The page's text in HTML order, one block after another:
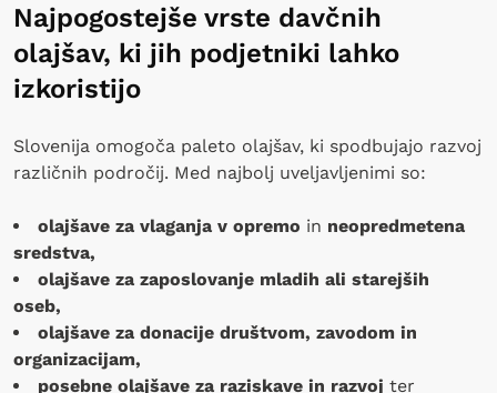
Najpogostejše vrste davčnih
olajšav, ki jih podjetniki lahko
izkoristijo
Slovenija omogoča paleto olajšav, ki spodbujajo razvoj
različnih področij. Med najbolj uveljavljenimi so:
olajšave za vlaganja v opremo in neopredmetena
sredstva,
olajšave za zaposlovanje mladih ali starejših
oseb,
olajšave za donacije društvom, zavodom in
organizacijam,
posebne olajšave za raziskave in razvoj ter